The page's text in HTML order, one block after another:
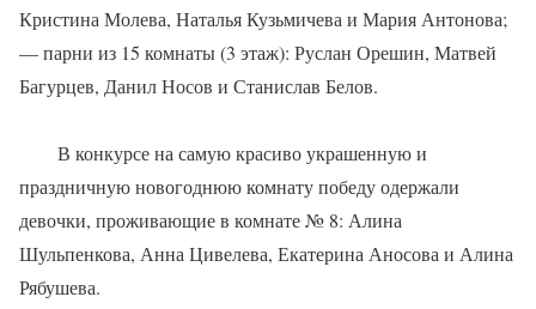
Кристина Молева, Наталья Кузьмичева и Мария Антонова;
— парни из 15 комнаты (3 этаж): Руслан Орешин, Матвей
Багурцев, Данил Носов и Станислав Белов.
В конкурсе на самую красиво украшенную и
праздничную новогоднюю комнату победу одержали
девочки, проживающие в комнате № 8: Алина
Шульпенкова, Анна Цивелева, Екатерина Аносова и Алина
Рябушева.